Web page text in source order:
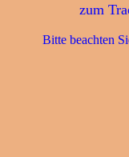
zum
Bitte beachten